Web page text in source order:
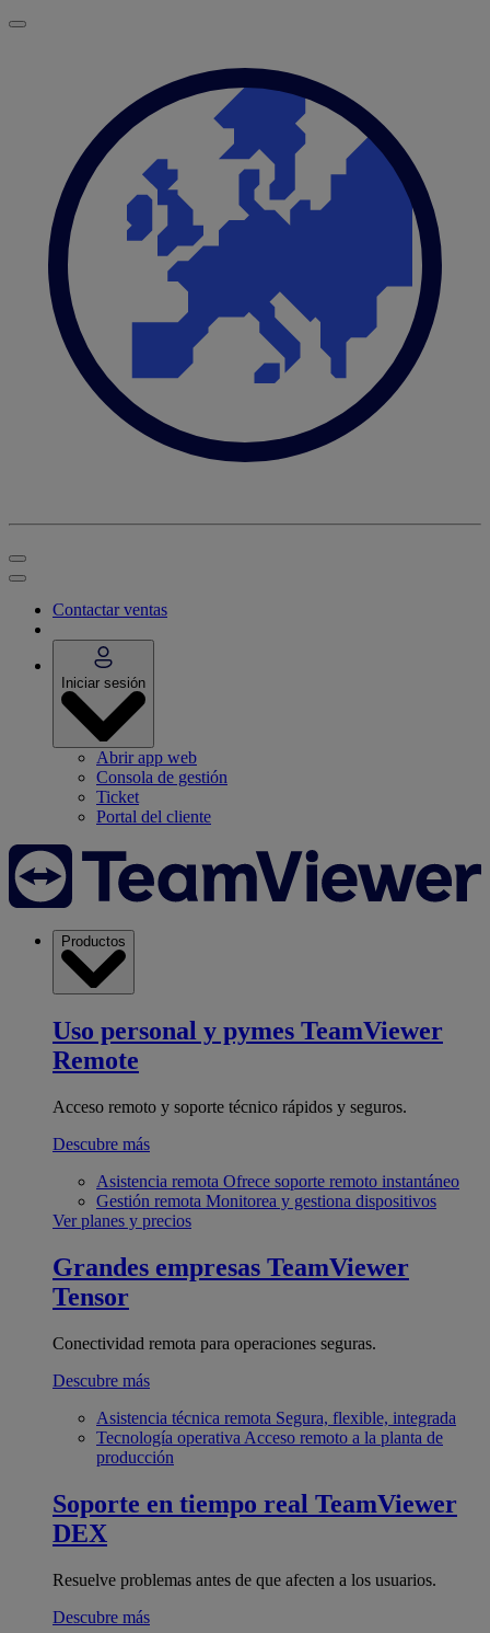
Contactar ventas
Iniciar sesión
Abrir app web
Consola de gestión
Ticket
Portal del cliente
Productos
Uso personal y pymes TeamViewer
Remote
Acceso remoto y soporte técnico rápidos y seguros.
Descubre más
Asistencia remota Ofrece soporte remoto instantáneo
Gestión remota Monitorea y gestiona dispositivos
Ver planes y precios
Grandes empresas TeamViewer
Tensor
Conectividad remota para operaciones seguras.
Descubre más
Asistencia técnica remota Segura, flexible, integrada
Tecnología operativa Acceso remoto a la planta de
producción
Soporte en tiempo real TeamViewer
DEX
Resuelve problemas antes de que afecten a los usuarios.
Descubre más